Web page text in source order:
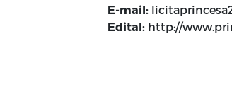
E-mail:
Edital: http://